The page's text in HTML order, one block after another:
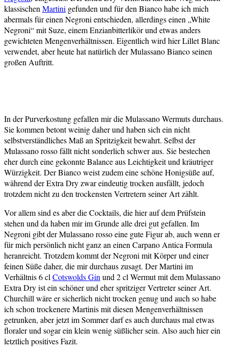
klassischenMartini gefunden und für den Bianco habe ich mich
abermals für einen Negroni entschieden, allerdings einen „White
Negroni“ mit Suze, einem Enzianbitterlikör und etwas anders
gewichteten Mengenverhältnissen. Eigentlich wird hier Lillet Blanc
verwendet, aber heute hat natürlich der Mulassano Bianco seinen
großen Auftritt.
In der Purverkostung gefallen mir die Mulassano Wermuts durchaus.
Sie kommen betont weinig daher und haben sich ein nicht
selbstverständliches Maß an Spritzigkeit bewahrt. Selbst der
Mulassano rosso fällt nicht sonderlich schwer aus. Sie bestechen
eher durch eine gekonnte Balance aus Leichtigkeit und kräutriger
Würzigkeit. Der Bianco weist zudem eine schöne Honigsüße auf,
während der Extra Dry zwar eindeutig trocken ausfällt, jedoch
trotzdem nicht zu den trockensten Vertretern seiner Art zählt.
Vor allem sind es aber die Cocktails, die hier auf dem Prüfstein
stehen und da haben mir im Grunde alle drei gut gefallen. Im
Negroni gibt der Mulassano rosso eine gute Figur ab, auch wenn er
für mich persönlich nicht ganz an einen Carpano Antica Formula
heranreicht. Trotzdem kommt der Negroni mit Körper und einer
feinen Süße daher, die mir durchaus zusagt. Der Martini im
Verhältnis 6 clCotswolds Ginund 2 cl Wermut mit dem Mulassano
Extra Dry ist ein schöner und eher spritziger Vertreter seiner Art.
Churchill wäre er sicherlich nicht trocken genug und auch so habe
ich schon trockenere Martinis mit diesen Mengenverhältnissen
getrunken, aber jetzt im Sommer darf es auch durchaus mal etwas
floraler und sogar ein klein wenig süßlicher sein. Also auch hier ein
letztlich positives Fazit.